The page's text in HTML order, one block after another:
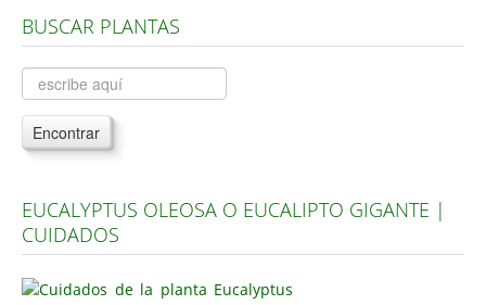
Árboles, Cicas y Palmeras de la G a la Z
Plantas Anuales y Perennes
Plantas Bulbosas y Acuáticas
Plantas de Interior
Plantas Aromáticas y de Huerto
Plantas Carnívoras y Orquídeas
Consejos
BUSCAR PLANTAS
Encontrar
EUCALYPTUS OLEOSA O EUCALIPTO GIGANTE |
CUIDADOS